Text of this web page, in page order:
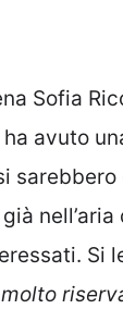
Sofia
avuto
Si